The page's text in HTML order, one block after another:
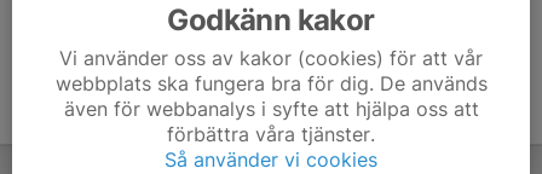
Godkänn kakor
Vi använder oss av kakor (cookies) för att vår
webbplats ska fungera bra för dig. De används
även för webbanalys i syfte att hjälpa oss att
förbättra våra tjänster.
Så använder vi cookies